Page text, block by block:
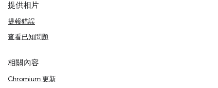
提供相片
提報錯誤
查看已知問題
相關內容
Chromium 更新